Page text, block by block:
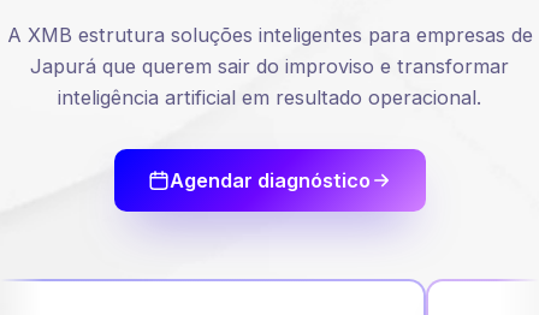
A XMB estrutura soluções inteligentes para empresas de
Japurá que querem sair do improviso e transformar
inteligência artificial em resultado operacional.
Agendar diagnóstico